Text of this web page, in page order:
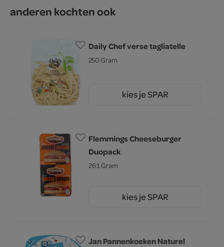
anderen kochten ook
Daily Chef verse tagliatelle
250 Gram
kies je SPAR
Flemmings Cheeseburger
Duopack
261 Gram
kies je SPAR
Jan Pannenkoeken Naturel